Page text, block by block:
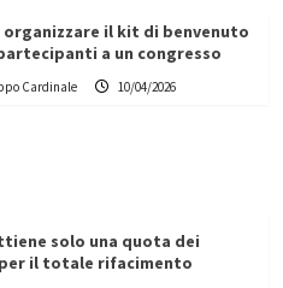
organizzare il kit di benvenuto
a un congresso
Cardinale 10/04/2026
solo una quota dei
il totale rifacimento